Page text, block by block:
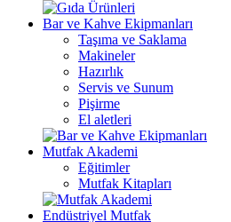
Bar ve Kahve Ekipmanları
Taşıma ve Saklama
Makineler
Hazırlık
Servis ve Sunum
Pişirme
El aletleri
Mutfak Akademi
Eğitimler
Mutfak Kitapları
Endüstriyel Mutfak